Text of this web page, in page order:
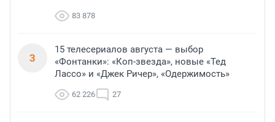
83 878
3
15 телесериалов августа — выбор
«Фонтанки»: «Коп-звезда», новые «Тед
Лассо» и «Джек Ричер», «Одержимость»
62 226 27